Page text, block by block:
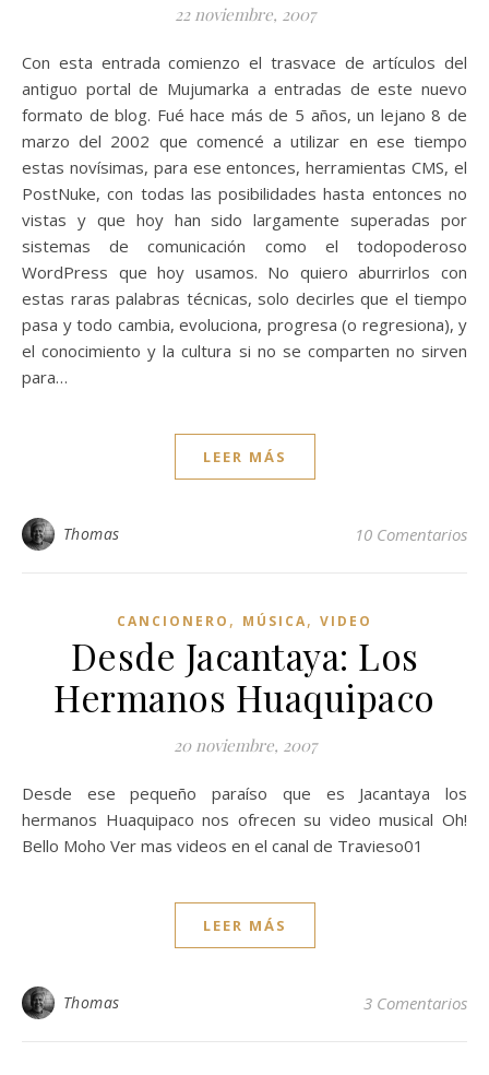
22 noviembre, 2007
Con esta entrada comienzo el trasvace de artículos del
antiguo portal de Mujumarka a entradas de este nuevo
formato de blog. Fué hace más de 5 años, un lejano 8 de
marzo del 2002 que comencé a utilizar en ese tiempo
estas novísimas, para ese entonces, herramientas CMS, el
PostNuke, con todas las posibilidades hasta entonces no
vistas y que hoy han sido largamente superadas por
sistemas de comunicación como el todopoderoso
WordPress que hoy usamos. No quiero aburrirlos con
estas raras palabras técnicas, solo decirles que el tiempo
pasa y todo cambia, evoluciona, progresa (o regresiona), y
el conocimiento y la cultura si no se comparten no sirven
para…
LEER MÁS
Thomas 10 Comentarios
CANCIONERO , MÚSICA, VIDEO
Desde Jacantaya: Los
Hermanos Huaquipaco
20 noviembre, 2007
Desde ese pequeño paraíso que es Jacantaya los
hermanos Huaquipaco nos ofrecen su video musical Oh!
Bello Moho Ver mas videos en el canal de Travieso01
LEER MÁS
Thomas 3 Comentarios